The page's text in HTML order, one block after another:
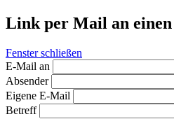
Link per Mail an einen
Fenster schließen
E-Mail an
Absender
Eigene E-Mail
Betreff